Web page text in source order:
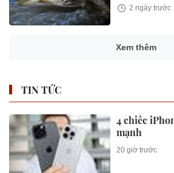
2 ngày trước
Xem thêm
TIN TỨC
4 chiếc
mạnh
20 giờ trước